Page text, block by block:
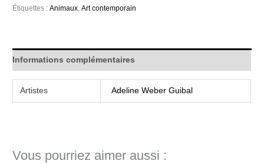
Étiquettes :Animaux,Art contemporain
Informations complémentaires
Artistes Adeline Weber Guibal
Vous pourriez aimer aussi :